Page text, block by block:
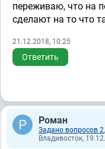
переживаю, что на
сделают на то что
21.12.2018, 10:25
Ответить
Роман
Задано вопросов 2
Владивосток,